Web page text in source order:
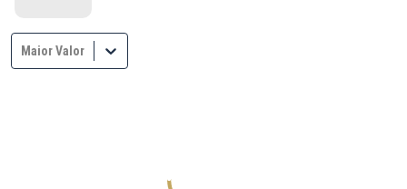
Maior Valor